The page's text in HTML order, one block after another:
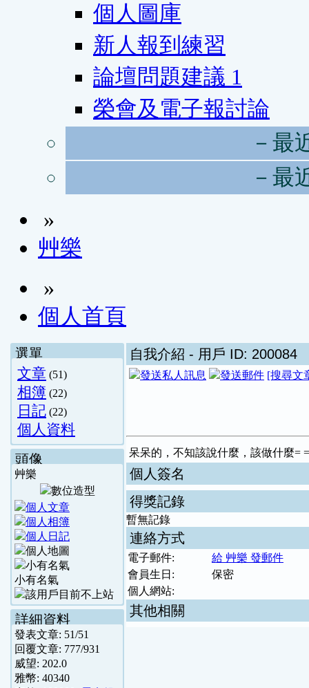
個人圖庫
新人報到練習
論壇問題建議 1
榮會及電子報討論
－最
－最
»
艸樂
»
個人首頁
選單
文章 (51)
相簿 (22)
日記 (22)
個人資料
頭像
艸樂
小有名氣
詳細資料
發表文章: 51/51
回覆文章: 777/931
威望: 202.0
雅幣: 40340
自我介紹 - 用戶 ID: 200084
[搜尋文
呆呆的，不知該說什麼，該做什麼= =
個人簽名
得獎記錄
暫無記錄
連絡方式
電子郵件:
給 艸樂 發郵件
會員生日:
保密
個人網站:
其他相關